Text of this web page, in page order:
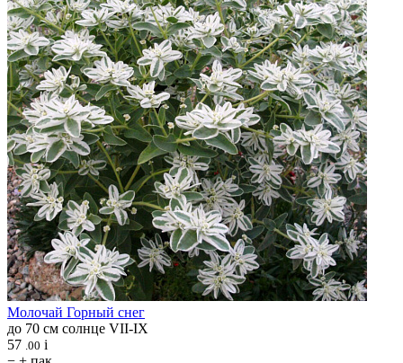
Молочай Горный снег
до 70 см солнце VII-IX
57 .00 i